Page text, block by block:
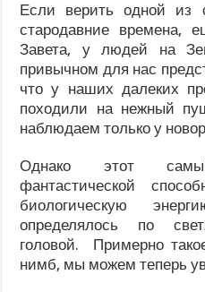
Если верить одной из
стародавние времена,
Завета, у людей на
привычном для нас
что у наших далеких
походили на нежный
наблюдаем только у
Однако этот
фантастической
биологическую
определялось по
головой. Примерно
нимб, мы можем теперь